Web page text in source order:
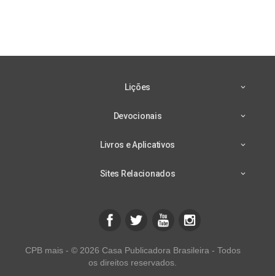
Lições
Devocionais
Livros e Aplicativos
Sites Relacionados
CPB mais - © 2026 Casa Publicadora Brasileira - Todos
os direitos reservados.